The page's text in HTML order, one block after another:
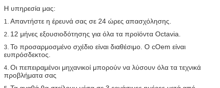
Η υπηρεσία μας:
1. Απαντήστε η έρευνά σας σε 24 ώρες απασχόλησης.
2. 12 μήνες εξουσιοδότησης για όλα τα προϊόντα Octavia.
3. Το προσαρμοσμένο σχέδιο είναι διαθέσιμο. Ο cOem είναι
ευπρόσδεκτος.
4. Οι πεπειραμένοι μηχανικοί μπορούν να λύσουν όλα τα τεχνικά
προβλήματα σας